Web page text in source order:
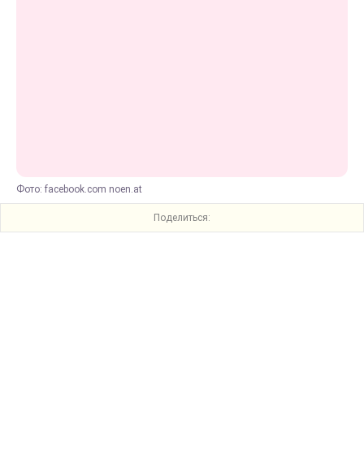
Фото: facebook.com noen.at
Поделиться: